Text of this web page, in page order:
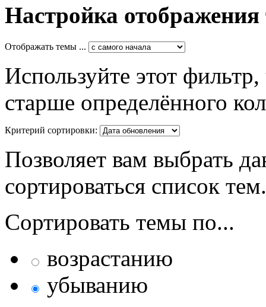
Настройка отображения
Отображать темы ...
Используйте этот
старше определённого
Критерий сортировки:
Позволяет вам выбрать
сортироваться список тем.
Сортировать темы по...
возрастанию
убыванию